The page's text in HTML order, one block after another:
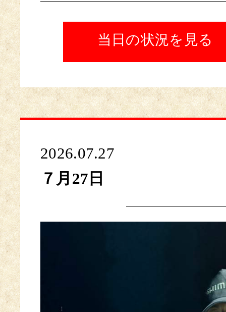
当日の状況を見る
2026.07.27
７月27日